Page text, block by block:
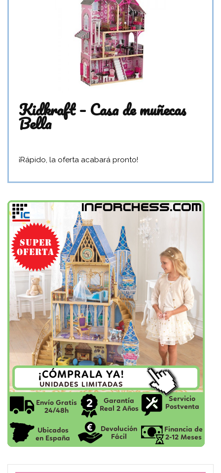
Kidkraft – Casa de muñecas
Bella
¡Rápido, la oferta acabará pronto!